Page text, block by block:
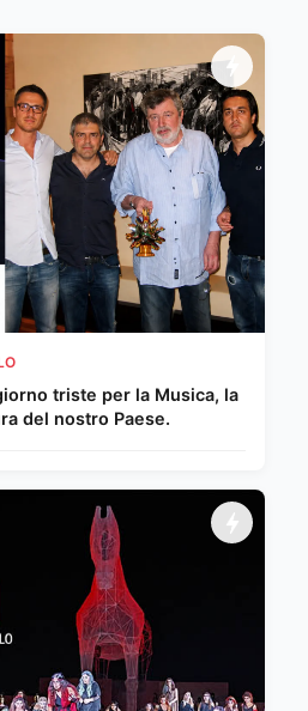
triste per la Musica, la
del nostro Paese.